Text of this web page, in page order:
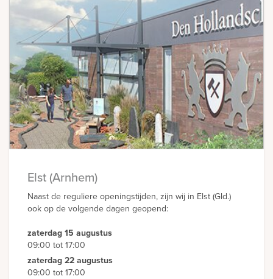
Elst (Arnhem)
Naast de reguliere openingstijden, zijn wij in Elst (Gld.)
ook op de volgende dagen geopend:
zaterdag 15 augustus
09:00 tot 17:00
zaterdag 22 augustus
09:00 tot 17:00